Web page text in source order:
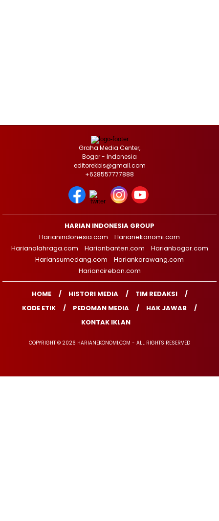
Graha Media Center,
Bogor - Indonesia
editorekbis@gmail.com
+628557777888
HARIAN INDONESIA GROUP
Harianindonesia.com
Harianekonomi.com
Harianolahraga.com
Harianbanten.com
Harianbogor.com
Hariansumedang.com
Hariankarawang.com
Hariancirebon.com
HOME HISTORI MEDIA
TIM REDAKSI
KODE ETIK
PEDOMAN MEDIA
HAK JAWAB
KONTAK IKLAN
COPYRIGHT © 2026 HARIANEKONOMI.COM - ALL RIGHTS RESERVED